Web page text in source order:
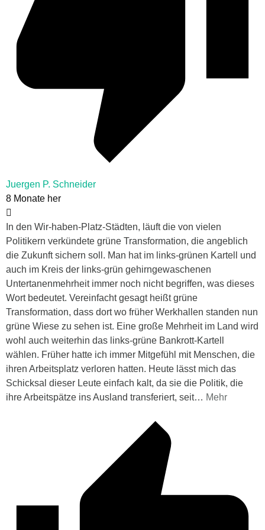
Juergen P. Schneider
8 Monate her
In den Wir-haben-Platz-Städten, läuft die von vielen
Politikern verkündete grüne Transformation, die angeblich
die Zukunft sichern soll. Man hat im links-grünen Kartell und
auch im Kreis der links-grün gehirngewaschenen
Untertanenmehrheit immer noch nicht begriffen, was dieses
Wort bedeutet. Vereinfacht gesagt heißt grüne
Transformation, dass dort wo früher Werkhallen standen nun
grüne Wiese zu sehen ist. Eine große Mehrheit im Land wird
wohl auch weiterhin das links-grüne Bankrott-Kartell
wählen. Früher hatte ich immer Mitgefühl mit Menschen, die
ihren Arbeitsplatz verloren hatten. Heute lässt mich das
Schicksal dieser Leute einfach kalt, da sie die Politik, die
ihre Arbeitspätze ins Ausland transferiert, seit… Mehr